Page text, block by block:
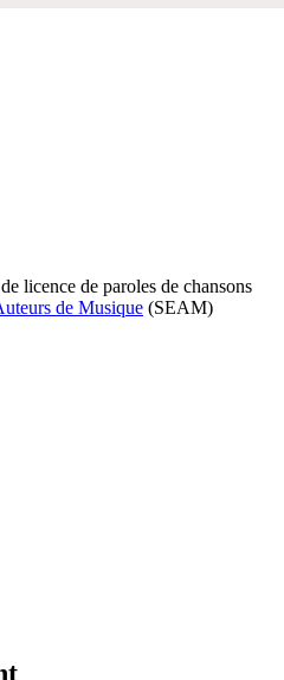
licence de paroles de chansons
de Musique (SEAM)